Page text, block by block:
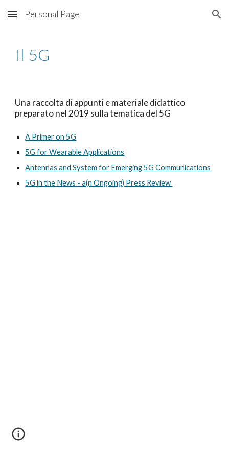
Skip to main content Skip to navigation
Personal Page
Il 5G
Una raccolta di appunti e materiale didattico
preparato nel 2019 sulla tematica del 5G
A Primer on 5G
5G for Wearable Applications
Antennas and System for Emerging 5G Communications
5G in the News - a(n Ongoing) Press Review